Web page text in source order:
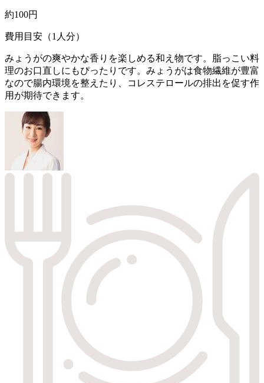
約100円
費用目安（1人分）
みょうがの爽やかな香りを楽しめる和え物です。脂っこい料
理のお口直しにもぴったりです。みょうがは食物繊維が豊富
なので腸内環境を整えたり、コレステロールの排出を促す作
用が期待できます。